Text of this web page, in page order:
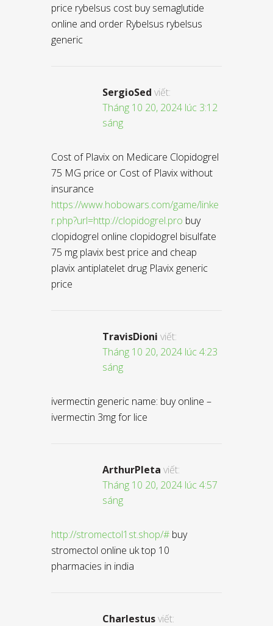
price rybelsus cost buy semaglutide
online and order Rybelsus rybelsus
generic
SergioSed viết:
Tháng 10 20, 2024 lúc 3:12
sáng
Cost of Plavix on Medicare Clopidogrel
75 MG price or Cost of Plavix without
insurance
https://www.hobowars.com/game/linke
r.php?url=http://clopidogrel.pro buy
clopidogrel online clopidogrel bisulfate
75 mg plavix best price and cheap
plavix antiplatelet drug Plavix generic
price
TravisDioni viết:
Tháng 10 20, 2024 lúc 4:23
sáng
ivermectin generic name: buy online –
ivermectin 3mg for lice
ArthurPleta viết:
Tháng 10 20, 2024 lúc 4:57
sáng
http://stromectol1st.shop/# buy
stromectol online uk top 10
pharmacies in india
Charlestusviết: